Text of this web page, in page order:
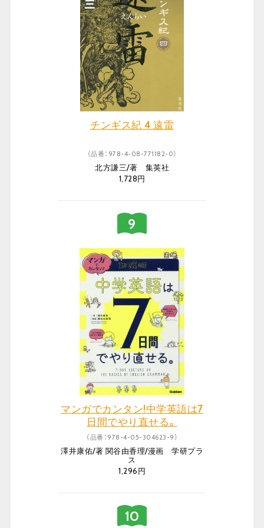
チンギス紀 4 遠雷
（品番：978-4-08-771182-0）
北方謙三/著 集英社
1,728円
マンガでカンタン!中学英語は7
日間でやり直せる。
（品番：978-4-05-304623-9）
澤井康佑/著 関谷由香理/漫画 学研プラ
ス
1,296円